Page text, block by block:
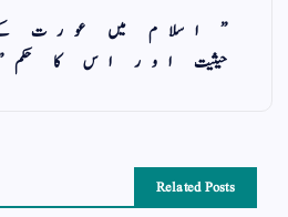
” اسلام میں عورت
حیثیت اور اس کا
Related Posts